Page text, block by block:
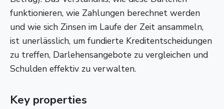
funktionieren, wie Zahlungen berechnet werden
und wie sich Zinsen im Laufe der Zeit ansammeln,
ist unerlässlich, um fundierte Kreditentscheidungen
zu treffen, Darlehensangebote zu vergleichen und
Schulden effektiv zu verwalten.
Key properties